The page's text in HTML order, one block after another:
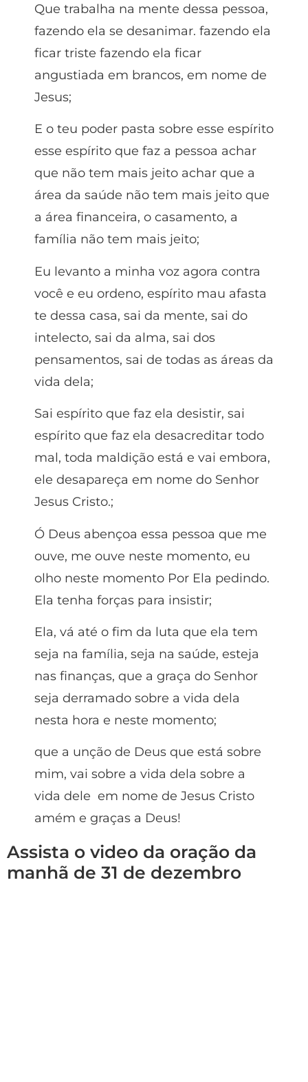
Que trabalha na mente dessa pessoa,
fazendo ela se desanimar. fazendo ela
ficar triste fazendo ela ficar
angustiada em brancos, em nome de
Jesus;
E o teu poder pasta sobre esse espírito
esse espírito que faz a pessoa achar
que não tem mais jeito achar que a
área da saúde não tem mais jeito que
a área financeira, o casamento, a
família não tem mais jeito;
Eu levanto a minha voz agora contra
você e eu ordeno, espírito mau afasta
te dessa casa, sai da mente, sai do
intelecto, sai da alma, sai dos
pensamentos, sai de todas as áreas da
vida dela;
Sai espírito que faz ela desistir, sai
espírito que faz ela desacreditar todo
mal, toda maldição está e vai embora,
ele desapareça em nome do Senhor
Jesus Cristo.;
Ó Deus abençoa essa pessoa que me
ouve, me ouve neste momento, eu
olho neste momento Por Ela pedindo.
Ela tenha forças para insistir;
Ela, vá até o fim da luta que ela tem
seja na família, seja na saúde, esteja
nas finanças, que a graça do Senhor
seja derramado sobre a vida dela
nesta hora e neste momento;
que a unção de Deus que está sobre
mim, vai sobre a vida dela sobre a
vida dele em nome de Jesus Cristo
amém e graças a Deus!
Assista o video da oração da
manhã de 31 de dezembro